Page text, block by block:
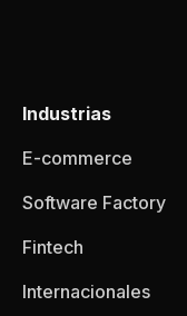
Industrias
E-commerce
Software Factory
Fintech
Internacionales